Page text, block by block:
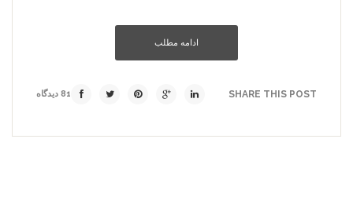
ادامه مطلب
SHARE THIS POST 81 دیدگاه